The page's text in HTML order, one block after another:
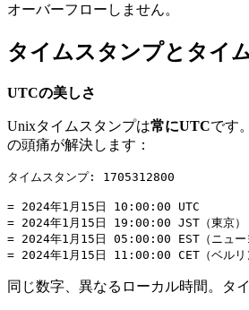
オーバーフローしません。
タイムスタンプとタイ
UTCの美しさ
Unixタイムスタンプは常にUTCです
の頭痛が解決します：
タイムスタンプ: 1705312800
= 2024年1月15日 10:00:00 UTC
= 2024年1月15日 19:00:00 JST（東京）
= 2024年1月15日 05:00:00 EST（ニュー
同じ数字、異なるローカル時間。タ